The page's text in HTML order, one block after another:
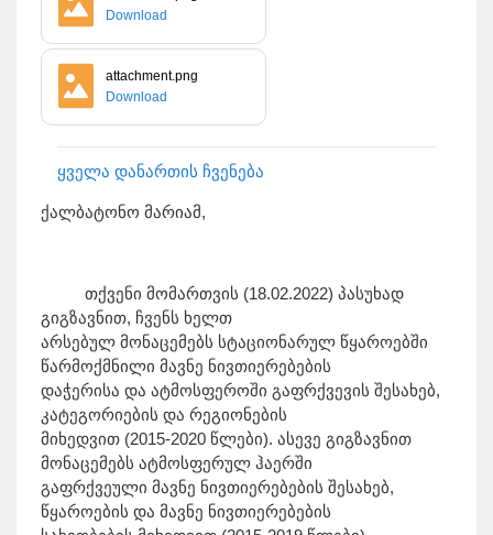
Download
attachment.png
Download
ყველა დანართის ჩვენება
ქალბატონო მარიამ,
თქვენი მომართვის (18.02.2022) პასუხად
გიგზავნით, ჩვენს ხელთ
არსებულ მონაცემებს სტაციონარულ წყაროებში
წარმოქმნილი მავნე ნივთიერებების
დაჭერისა და ატმოსფეროში გაფრქვევის შესახებ,
კატეგორიების და რეგიონების
მიხედვით (2015-2020 წლები). ასევე გიგზავნით
მონაცემებს ატმოსფერულ ჰაერში
გაფრქვეული მავნე ნივთიერებების შესახებ,
წყაროების და მავნე ნივთიერებების